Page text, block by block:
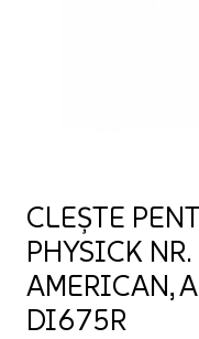
CLEȘTE
PHYSICK
AMERICAN,
DI675R